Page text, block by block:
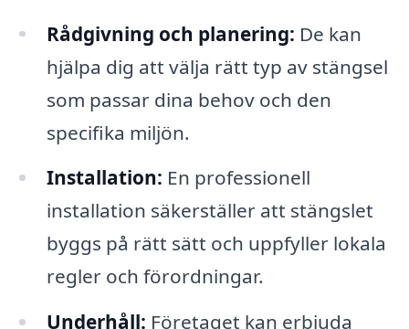
Rådgivning och planering: De kan
hjälpa dig att välja rätt typ av stängsel
som passar dina behov och den
specifika miljön.
Installation: En professionell
installation säkerställer att stängslet
byggs på rätt sätt och uppfyller lokala
regler och förordningar.
Underhåll: Företaget kan erbjuda